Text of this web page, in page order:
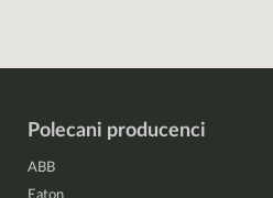
Polecani producenci
ABB
Eaton